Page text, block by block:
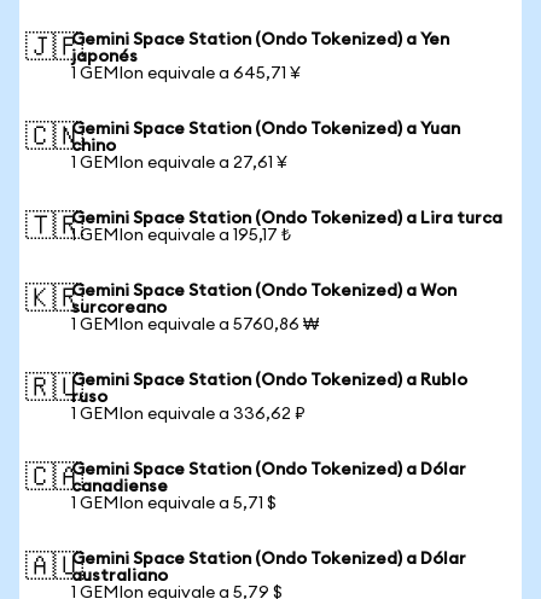
🇯🇵Gemini Space Station (Ondo Tokenized) a Yen
japonés
1 GEMIon equivale a 645,71 ¥
🇨🇳Gemini Space Station (Ondo Tokenized) a Yuan
chino
1 GEMIon equivale a 27,61 ¥
🇹🇷Gemini Space Station (Ondo Tokenized) a Lira turca
1 GEMIon equivale a 195,17 ₺
🇰🇷Gemini Space Station (Ondo Tokenized) a Won
surcoreano
1 GEMIon equivale a 5760,86 ₩
🇷🇺Gemini Space Station (Ondo Tokenized) a Rublo
ruso
1 GEMIon equivale a 336,62 ₽
🇨🇦Gemini Space Station (Ondo Tokenized) a Dólar
canadiense
1 GEMIon equivale a 5,71 $
🇦🇺Gemini Space Station (Ondo Tokenized) a Dólar
australiano
1 GEMIon equivale a 5,79 $